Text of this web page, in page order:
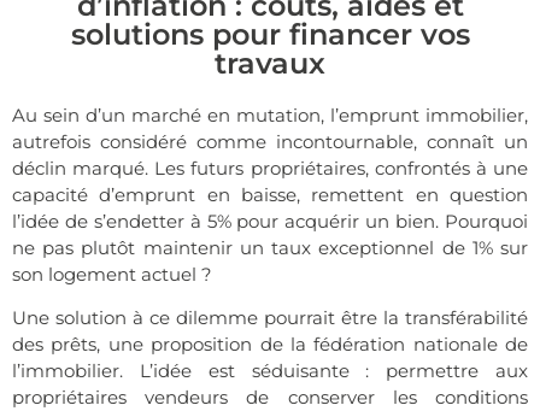
solutions pour financer vos
travaux
Au sein d’un marché en mutation, l’emprunt immobilier,
autrefois considéré comme incontournable, connaît un
déclin marqué. Les futurs propriétaires, confrontés à une
capacité d’emprunt en baisse, remettent en question
l’idée de s’endetterà 5% pour acquérir un bien. Pourquoi
ne pas plutôt maintenir un taux exceptionnel de 1% sur
son logement actuel ?
Une solution à ce dilemme pourrait être la transférabilité
des prêts, une proposition de la fédération nationale de
l’immobilier. L’idée est séduisante : permettre aux
propriétaires vendeurs de conserver les conditions